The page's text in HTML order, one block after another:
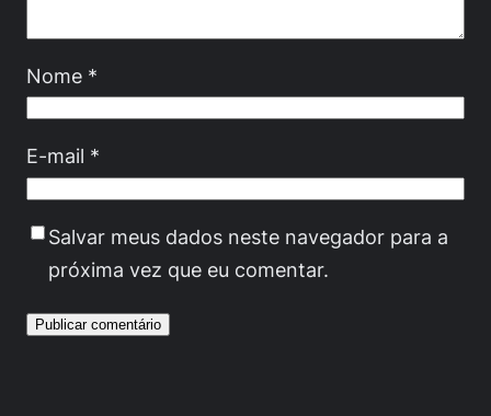
Nome *
E-mail *
Salvar meus dados neste navegador para a
próxima vez que eu comentar.